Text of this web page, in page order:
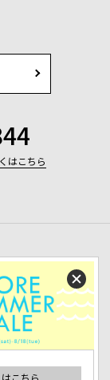
こちら
はこちら